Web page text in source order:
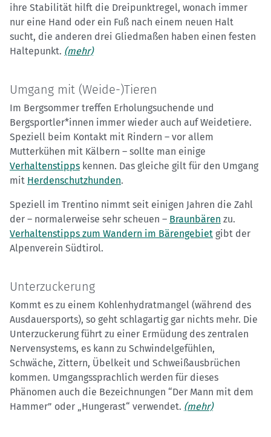
ihre Stabilität hilft die Dreipunktregel, wonach immer
nur eine Hand oder ein Fuß nach einem neuen Halt
sucht, die anderen drei Gliedmaßen haben einen festen
Haltepunkt. (mehr)
Umgang mit (Weide-)Tieren
Im Bergsommer treffen Erholungsuchende und
Bergsportler*innen immer wieder auch auf Weidetiere.
Speziell beim Kontakt mit Rindern – vor allem
Mutterkühen mit Kälbern – sollte man einige
Verhaltenstipps kennen. Das gleiche gilt für den Umgang
mit Herdenschutzhunden.
Speziell im Trentino nimmt seit einigen Jahren die Zahl
der – normalerweise sehr scheuen – Braunbären zu.
Verhaltenstipps zum Wandern im Bärengebiet gibt der
Alpenverein Südtirol.
Unterzuckerung
Kommt es zu einem Kohlenhydratmangel (während des
Ausdauersports), so geht schlagartig gar nichts mehr. Die
Unterzuckerung führt zu einer Ermüdung des zentralen
Nervensystems, es kann zu Schwindelgefühlen,
Schwäche, Zittern, Übelkeit und Schweißausbrüchen
kommen. Umgangssprachlich werden für dieses
Phänomen auch die Bezeichnungen “Der Mann mit dem
Hammer” oder „Hungerast“ verwendet. (mehr)